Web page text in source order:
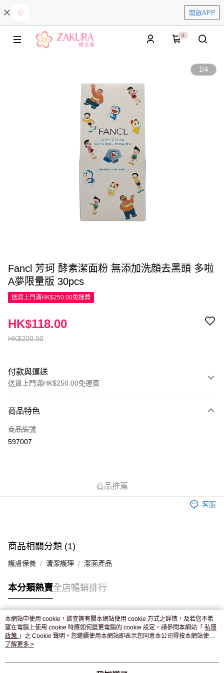
開啟APP
0
1/4
Fancl 芳珂 酵素潔面粉 無添加洗顔去黑頭 多啦
A夢限量版 30pcs
送貨上門滿HK$250.00免運費
HK$200.00
HK$118.00
付款與運送
送貨上門滿HK$250.00免運費
信用卡
Apple Pay
付款後門市自取，訂單確認後2-4個工作天到店，7天內取。逾期後
商品特色
商品編號
597007
商品推薦
客服
商品相關分類 (1)
護膚保養 清潔護理 潔面產品
本分類熱賣全店暢銷排行
熱門標籤
熱銷排行
本網站中使用 cookie，欲查詢有關本網站使用 cookie 方式之詳情，及若您不希
望在電腦上使用 cookie 時應如何變更電腦的 cookie 設定，請參閱本網站「 私隱
政策 」之 Cookie 聲明。您繼續使用本網站即表示您同意本公司得按本網站使用
條款之 Cookie 聲明使用 cookie。
了解更多 >